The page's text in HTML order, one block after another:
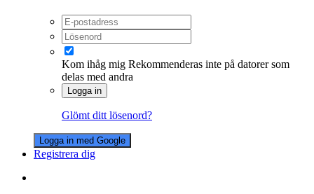
Kom ihåg mig Rekommenderas inte på datorer som
delas med andra
Logga in
Glömt ditt lösenord?
Logga in med Google
Registrera dig